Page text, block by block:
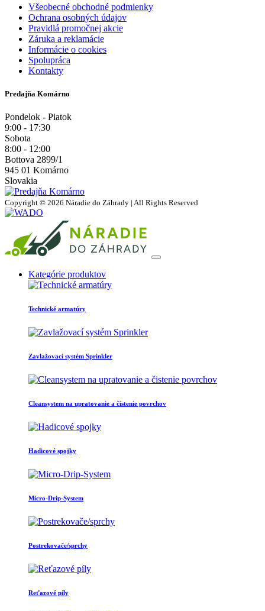
Všeobecné obchodné podmienky
Ochrana osobných údajov
Pravidlá promočnej akcie
Záruka a reklamácie
Informácie o cookies
Spolupráca
Kontakty
Predajňa Komárno
Pondelok - Piatok
9:00 - 17:30
Sobota
8:00 - 12:00
Bottova 2899/1
945 01 Komárno
Slovakia
Copyright © 2026 Náradie do Záhrady | All Rights Reserved
Kategórie produktov
Technické armatúry
Zavlažovací systém Sprinkler
Cleansystem na upratovanie a čistenie povrchov
Hadicové spojky
Micro-Drip-System
Postrekovače/sprchy
Reťazové píly